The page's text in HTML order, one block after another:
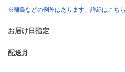
※離島などの例外はあります。詳細はこちら
お届け日指定
配送月